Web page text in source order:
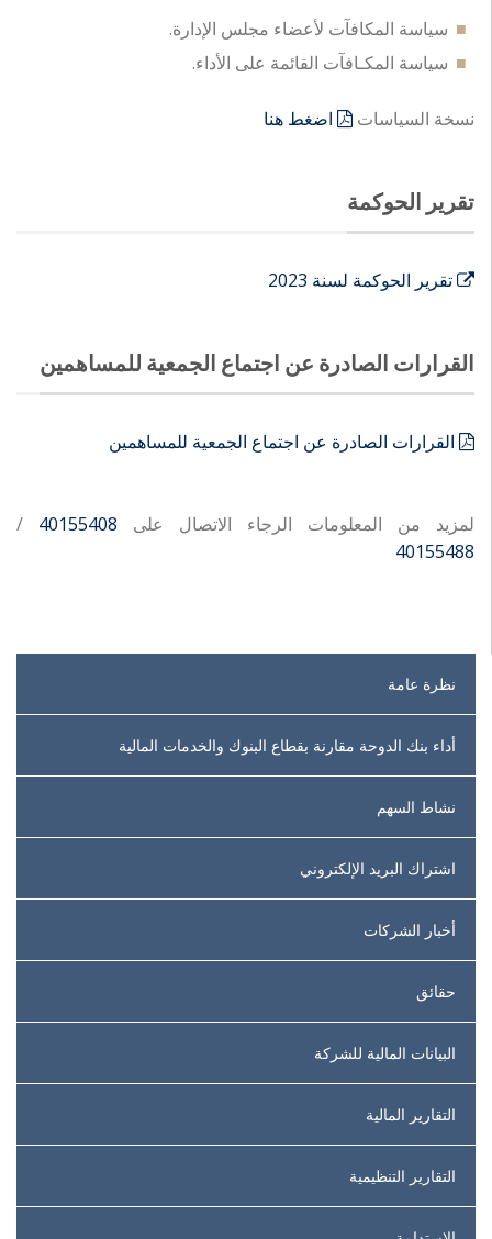
سياسة المكافآت لأعضاء مجلس الإدارة.
سياسة المكـافآت القائمة على الأداء.
نسخة السياسات اضغط هنا
تقرير الحوكمة
تقرير الحوكمة لسنة 2023
القرارات الصادرة عن اجتماع الجمعية للمساهمين
القرارات الصادرة عن اجتماع الجمعية للمساهمين
لمزيد من المعلومات الرجاء الاتصال على 40155408
/
40155488
نظرة عامة
أداء بنك الدوحة مقارنة بقطاع البنوك والخدمات المالية
نشاط السهم
اشتراك البريد الإلكتروني
أخبار الشركات
حقائق
البيانات المالية للشركة
التقارير المالية
التقارير التنظيمية